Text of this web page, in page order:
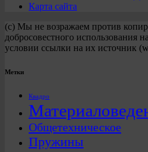
Карта сайта
(с) Мы не возражаем против
добросовестного использования
условии ссылки на их источник
Метки
Квадро
Общетехническое
Пружины